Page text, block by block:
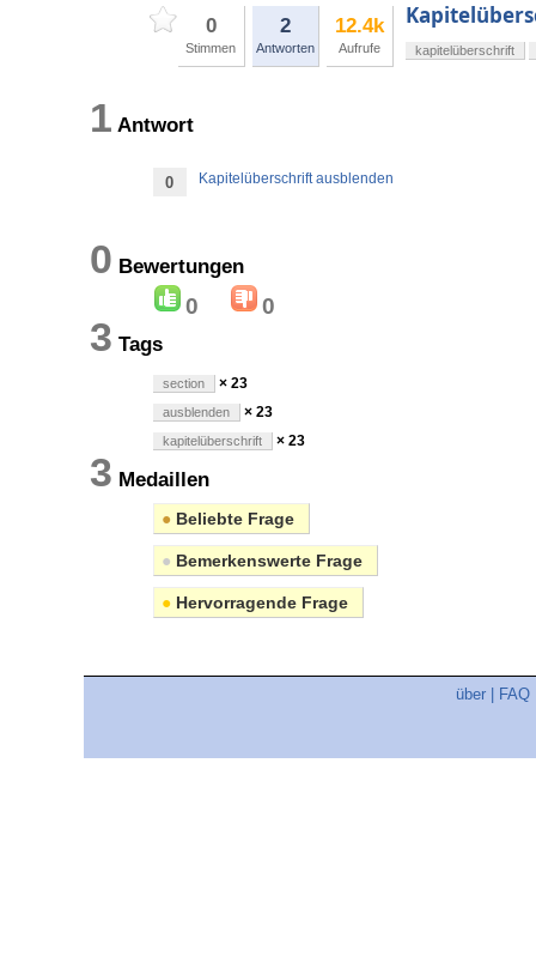
0
Stimmen
2
Antworten
12.4k
Aufrufe kapitelüberschrift
1 Antwort
0 Kapitelüberschrift ausblenden
0 Bewertungen
0 0
3 Tags
section × 23
ausblenden × 23
kapitelüberschrift × 23
3 Medaillen
● Beliebte Frage
● Bemerkenswerte Frage
● Hervorragende Frage
über FAQ